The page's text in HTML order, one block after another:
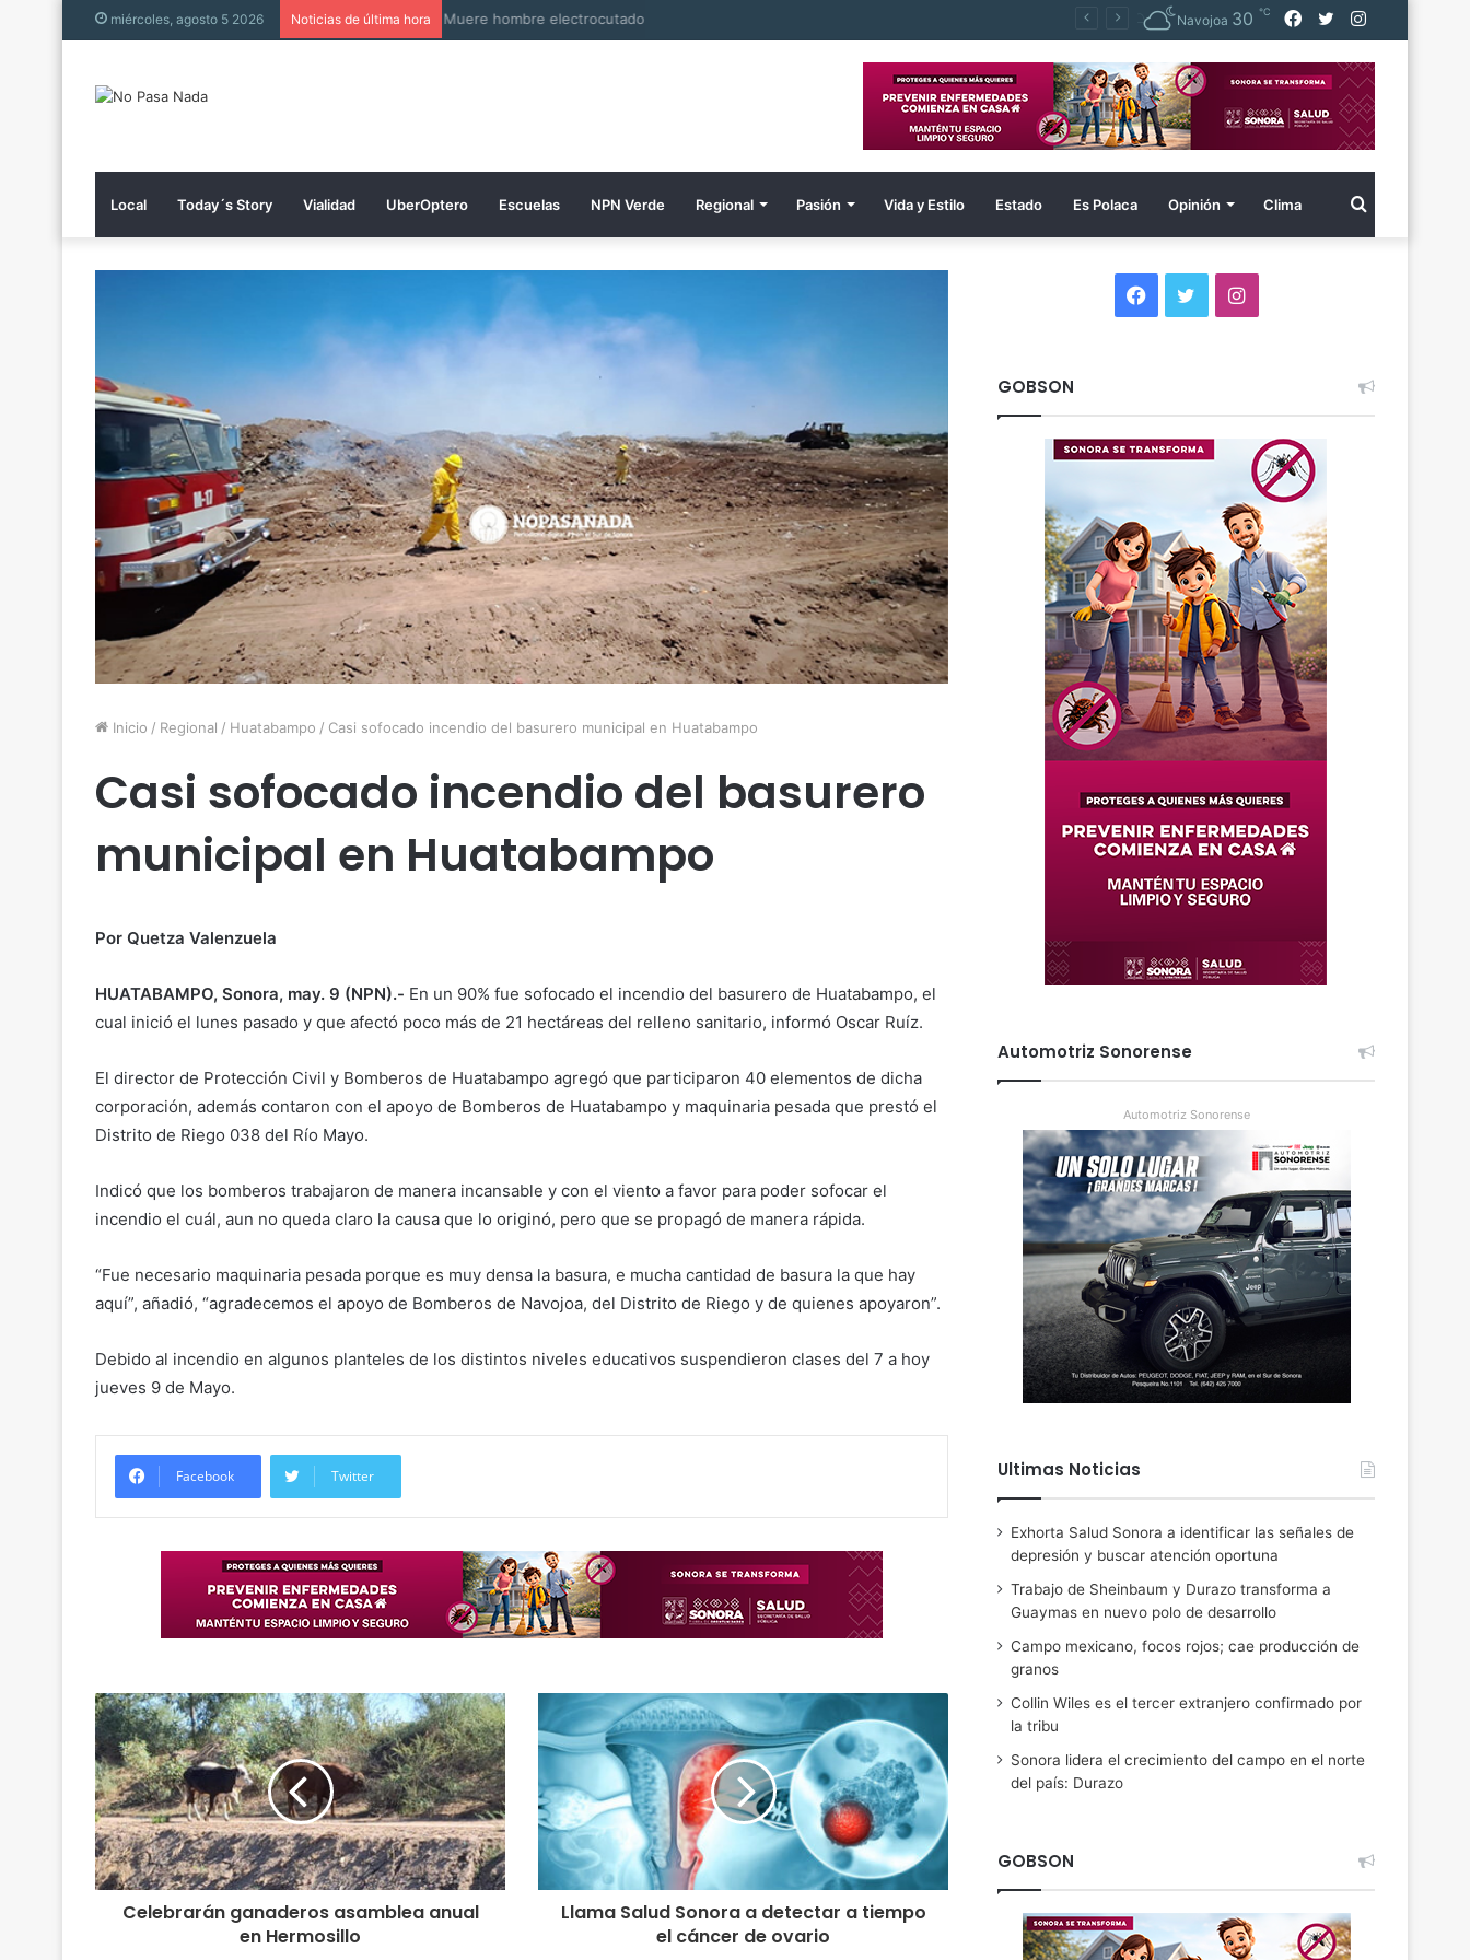
miércoles, agosto 5 2026 Noticias de última hora Muere hombre electrocutado Instagram
Twitter
Facebook
Navojoa 30 ℃
Local Today´s Story Vialidad UberOptero Escuelas NPN Verde Regional Pasión Vida y Estilo Estado Es Polaca Opinión Clima Buscar
Inicio / Regional / Huatabampo / Casi sofocado incendio del basurero municipal en Huatabampo
Casi sofocado incendio del basurero
municipal en Huatabampo
Por Quetza Valenzuela
HUATABAMPO, Sonora, may. 9 (NPN).- En un 90% fue sofocado el incendio del basurero de Huatabampo, el
cual inició el lunes pasado y que afectó poco más de 21 hectáreas del relleno sanitario, informó Oscar Ruíz.
El director de Protección Civil y Bomberos de Huatabampo agregó que participaron 40 elementos de dicha
corporación, además contaron con el apoyo de Bomberos de Huatabampo y maquinaria pesada que prestó el
Distrito de Riego 038 del Río Mayo.
Indicó que los bomberos trabajaron de manera incansable y con el viento a favor para poder sofocar el
incendio el cuál, aun no queda claro la causa que lo originó, pero que se propagó de manera rápida.
“Fue necesario maquinaria pesada porque es muy densa la basura, e mucha cantidad de basura la que hay
aquí”, añadió, “agradecemos el apoyo de Bomberos de Navojoa, del Distrito de Riego y de quienes apoyaron”.
Debido al incendio en algunos planteles de los distintos niveles educativos suspendieron clases del 7 a hoy
jueves 9 de Mayo.
Facebook Twitter
Celebrarán ganaderos asamblea anual
en Hermosillo
Llama Salud Sonora a detectar a tiempo
el cáncer de ovario
Facebook
TwitterInstagram
GOBSON
Automotriz Sonorense
Automotriz Sonorense
Ultimas Noticias
Exhorta Salud Sonora a identificar las señales de
depresión y buscar atención oportuna
Trabajo de Sheinbaum y Durazo transforma a
Guaymas en nuevo polo de desarrollo
Campo mexicano, focos rojos; cae producción de
granos
Collin Wiles es el tercer extranjero confirmado por
la tribu
Sonora lidera el crecimiento del campo en el norte
del país: Durazo
GOBSON